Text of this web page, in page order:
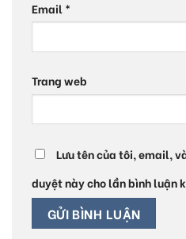
Email *
Trang web
Lưu tên của tôi, email,
duyệt này cho lần bình luận